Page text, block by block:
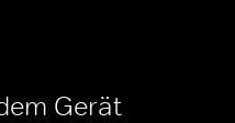
Gerät